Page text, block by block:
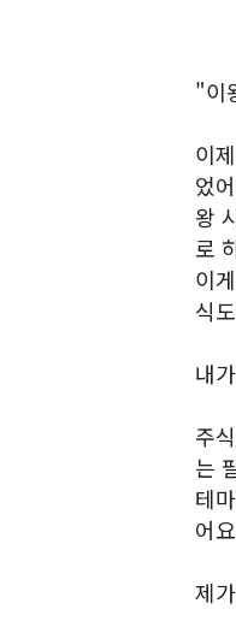
"이
이
었
왕
로
이
식
내
주
는
테
어
제